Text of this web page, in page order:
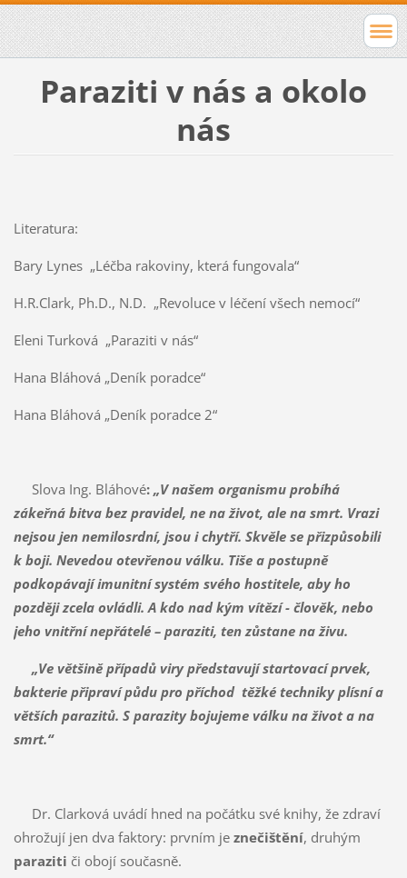
Paraziti v nás a okolo
nás
Literatura:
Bary Lynes „Léčba rakoviny, která fungovala“
H.R.Clark, Ph.D., N.D. „Revoluce v léčení všech nemocí“
Eleni Turková „Paraziti v nás“
Hana Bláhová „Deník poradce“
Hana Bláhová „Deník poradce 2“
Slova Ing. Bláhové: „V našem organismu probíhá
zákeřná bitva bez pravidel, ne na život, ale na smrt. Vrazi
nejsou jen nemilosrdní, jsou i chytří. Skvěle se přizpůsobili
k boji. Nevedou otevřenou válku. Tiše a postupně
podkopávají imunitní systém svého hostitele, aby ho
později zcela ovládli. A kdo nad kým vítězí - člověk, nebo
jeho vnitřní nepřátelé – paraziti, ten zůstane na živu.
„Ve většině případů viry představují startovací prvek,
bakterie připraví půdu pro příchod těžké techniky plísní a
větších parazitů. S parazity bojujeme válku na život a na
smrt.“
Dr. Clarková uvádí hned na počátku své knihy, že zdraví
ohrožují jen dva faktory: prvním je znečištění, druhým
paraziti či obojí současně.